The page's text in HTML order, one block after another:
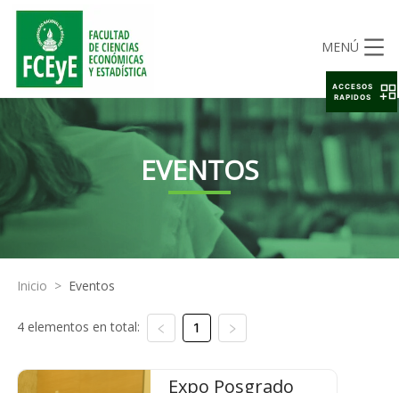
MENÚ
EVENTOS
Inicio > Eventos
4 elementos en total: 1
Expo Posgrado
ACCESOS
RAPIDOS